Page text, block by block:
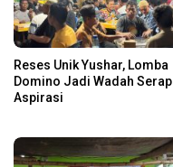
Reses Unik Yushar, Lomba
Domino Jadi Wadah Serap
Aspirasi